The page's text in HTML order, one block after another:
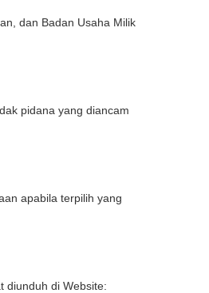
dan Badan Usaha Milik
pidana yang diancam
apabila terpilih yang
diunduh di Website: